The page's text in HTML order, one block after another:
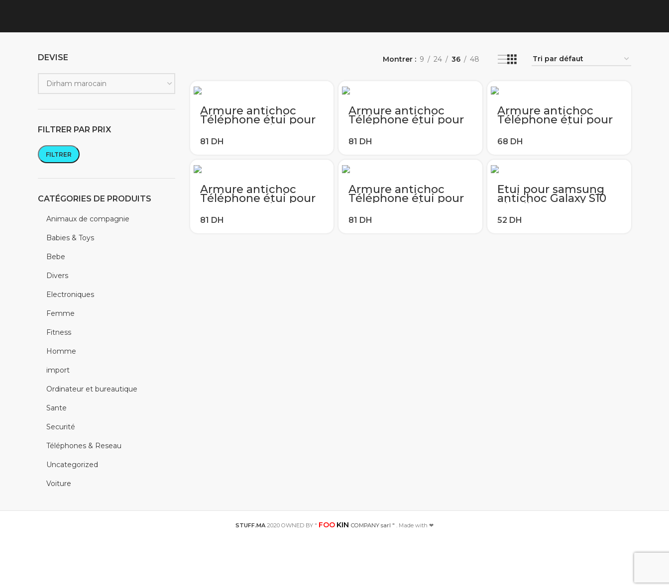
DEVISE
FILTRER PAR PRIX
Prix min
Prix max
FILTRER
CATÉGORIES DE PRODUITS
Animaux de compagnie
Babies & Toys
Bebe
Divers
Electroniques
Femme
Fitness
Homme
import
Ordinateur et bureautique
Sante
Securité
Téléphones & Reseau
Uncategorized
Voiture
Montrer 9 24 36 48
Armure antichoc
Téléphone étui pour
samsung Galaxy A10S
A10 A20 A20E A30
A40 A50 A60 A70 A80
Note 10 Pro 9
Armure antichoc
Téléphone étui pour
samsung Galaxy A10S
A10 A20 A20E A30
A40 A50 A60 A70 A80
Note 10 Pro 9
Armure antichoc
Téléphone étui pour
samsung Galaxy A10S
A10 A20 A20E A30
A40 A50 A60 A70 A80
Note 10 Pro 9
Armure antichoc
Téléphone étui pour
samsung Galaxy A10S
A10 A20 A20E A30
A40 A50 A60 A70 A80
Armure antichoc
Téléphone étui pour
samsung Galaxy A10S
A10 A20 A20E A30
A40 A50 A60 A70 A80
Étui pour samsung
antichoc Galaxy S10
Plus lite S10e S20 S8
S9 plus coques de
téléphone en Silicone
STUFF.MA 2020 OWNED BY " FOO KIN COMPANY sarl " . Made with ❤